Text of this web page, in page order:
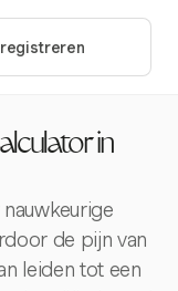
in
de pijn van
leiden tot een